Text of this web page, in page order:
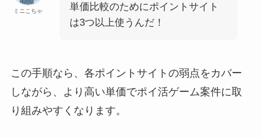
ミニこちゃ
単価比較のためにポイントサイト
は3つ以上使うんだ！
この手順なら、各ポイントサイトの弱点をカバー
しながら、より高い単価でポイ活ゲーム案件に取
り組みやすくなります。